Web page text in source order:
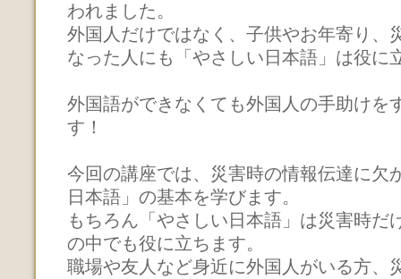
われました。
外国人だけではなく、子供やお年寄り、
なった人にも「やさしい日本語」は役に
外国語ができなくても外国人の手助けを
す！
今回の講座では、災害時の情報伝達に欠
日本語」の基本を学びます。
もちろん「やさしい日本語」は災害時だ
の中でも役に立ちます。
職場や友人など身近に外国人がいる方、